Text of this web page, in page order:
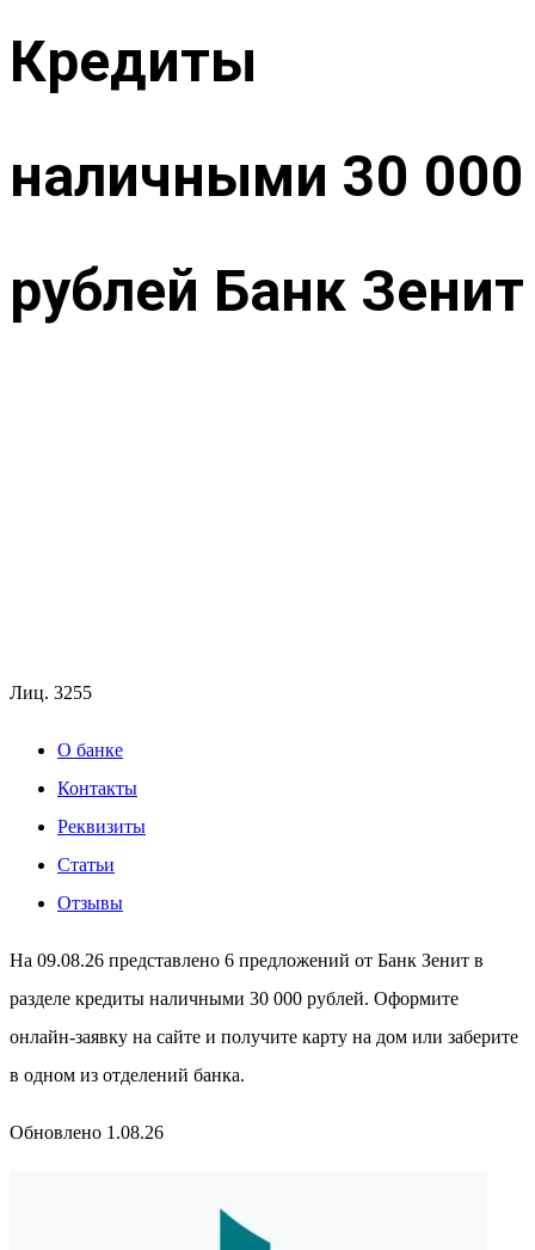
Кредиты
наличными 30 000
рублей Банк Зенит
Лиц. 3255
О банке
Контакты
Реквизиты
Статьи
Отзывы
На 09.08.26 представлено 6 предложений от Банк Зенит в
разделе кредиты наличными 30 000 рублей. Оформите
онлайн-заявку на сайте и получите карту на дом или заберите
в одном из отделений банка.
Обновлено 1.08.26